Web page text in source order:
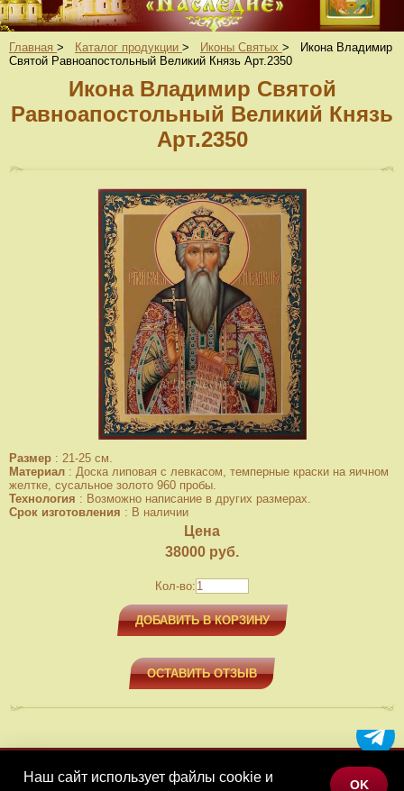
Главная > Каталог продукции > Иконы Святых >
Икона Владимир
Святой Равноапостольный Великий Князь Арт.2350
Икона Владимир Святой
Равноапостольный Великий Князь
Арт.2350
Размер : 21-25 см.
Материал : Доска липовая с левкасом, темперные краски на яичном
желтке, сусальное золото 960 пробы.
Технология : Возможно написание в других размерах.
Срок изготовления : В наличии
Цена
38000 руб.
Кол-во:
ДОБАВИТЬ В КОРЗИНУ
ОСТАВИТЬ ОТЗЫВ
МЕНЮ
Наш сайт использует файлы cookie и
OK